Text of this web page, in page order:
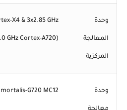
وحدة
المعالجة
المركزية
X4 & 3x2.85 GHz
GHz Cortex-A720)
وحدة G720 MC12